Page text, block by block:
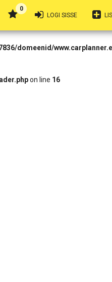
in
domeenid/
on line 16
0
LOGI SISSE